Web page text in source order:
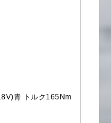
青 トルク165Nm